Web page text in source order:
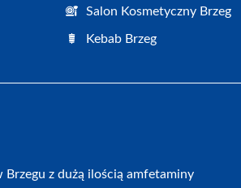
Salon Kosmetyczny Brzeg
Kebab Brzeg
Brzegu z dużą ilością amfetaminy